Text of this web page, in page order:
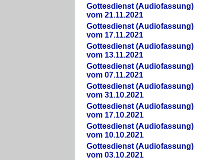
Gottesdienst (Audiofassung)
vom 21.11.2021
Gottesdienst (Audiofassung)
vom 17.11.2021
Gottesdienst (Audiofassung)
vom 13.11.2021
Gottesdienst (Audiofassung)
vom 07.11.2021
Gottesdienst (Audiofassung)
vom 31.10.2021
Gottesdienst (Audiofassung)
vom 17.10.2021
Gottesdienst (Audiofassung)
vom 10.10.2021
Gottesdienst (Audiofassung)
vom 03.10.2021